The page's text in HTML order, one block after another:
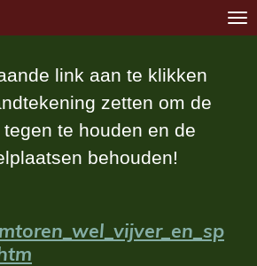
link aan te klikken
zetten om de
te houden en de
behouden!